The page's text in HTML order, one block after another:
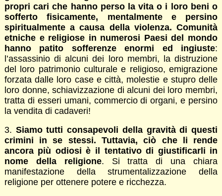
propri cari che hanno perso la vita o i loro beni o
sofferto fisicamente, mentalmente e persino
spiritualmente a causa della violenza. Comunità
etniche e religiose in numerosi Paesi del mondo
hanno patito sofferenze enormi ed ingiuste:
l’assassinio di alcuni dei loro membri, la distruzione
del loro patrimonio culturale e religioso, emigrazione
forzata dalle loro case e città, molestie e stupro delle
loro donne, schiavizzazione di alcuni dei loro membri,
tratta di esseri umani, commercio di organi, e persino
la vendita di cadaveri!
3. Siamo tutti consapevoli della gravità di questi
crimini in se stessi. Tuttavia, ciò che li rende
ancora più odiosi è il tentativo di giustificarli in
nome della religione. Si tratta di una chiara
manifestazione della strumentalizzazione della
religione per ottenere potere e ricchezza.